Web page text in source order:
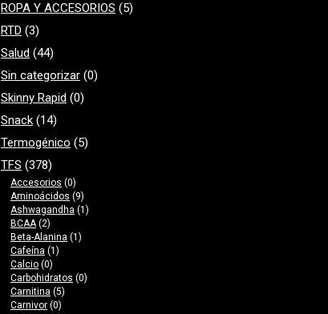
ROPA Y ACCESORIOS (5)
RTD (3)
Salud (44)
Sin categorizar (0)
Skinny Rapid (0)
Snack (14)
Termogénico (5)
TFS (378)
Accesorios (0)
Aminoácidos (9)
Ashwagandha (1)
BCAA (2)
Beta-Alanina (1)
Cafeína (1)
Calcio (0)
Carbohidratos (0)
Carnitina (5)
Carnivor (0)